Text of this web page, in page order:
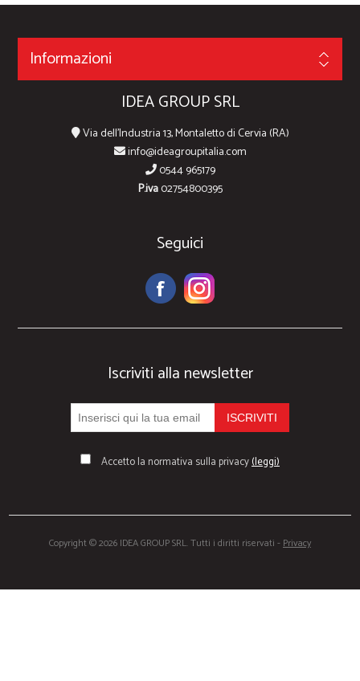
Informazioni
IDEA GROUP SRL
Via dell'Industria 13, Montaletto di Cervia (RA)
info@ideagroupitalia.com
0544 965179
P.iva02754800395
Seguici
Iscriviti alla newsletter
Accetto la normativa sulla privacy(leggi)
Copyright © 2026 IDEA GROUP SRL. Tutti i diritti riservati - Privacy